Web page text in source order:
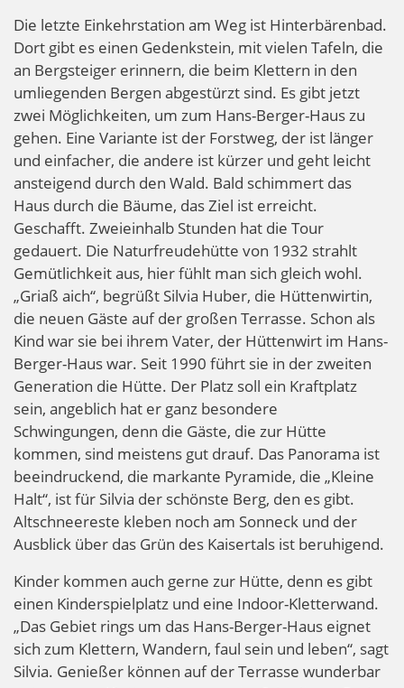
Die letzte Einkehrstation am Weg ist Hinterbärenbad.
Dort gibt es einen Gedenkstein, mit vielen Tafeln, die
an Bergsteiger erinnern, die beim Klettern in den
umliegenden Bergen abgestürzt sind. Es gibt jetzt
zwei Möglichkeiten, um zum Hans-Berger-Haus zu
gehen. Eine Variante ist der Forstweg, der ist länger
und einfacher, die andere ist kürzer und geht leicht
ansteigend durch den Wald. Bald schimmert das
Haus durch die Bäume, das Ziel ist erreicht.
Geschafft. Zweieinhalb Stunden hat die Tour
gedauert. Die Naturfreudehütte von 1932 strahlt
Gemütlichkeit aus, hier fühlt man sich gleich wohl.
„Griaß aich“, begrüßt Silvia Huber, die Hüttenwirtin,
die neuen Gäste auf der großen Terrasse. Schon als
Kind war sie bei ihrem Vater, der Hüttenwirt im Hans-
Berger-Haus war. Seit 1990 führt sie in der zweiten
Generation die Hütte. Der Platz soll ein Kraftplatz
sein, angeblich hat er ganz besondere
Schwingungen, denn die Gäste, die zur Hütte
kommen, sind meistens gut drauf. Das Panorama ist
beeindruckend, die markante Pyramide, die „Kleine
Halt“, ist für Silvia der schönste Berg, den es gibt.
Altschneereste kleben noch am Sonneck und der
Ausblick über das Grün des Kaisertals ist beruhigend.
Kinder kommen auch gerne zur Hütte, denn es gibt
einen Kinderspielplatz und eine Indoor-Kletterwand.
„Das Gebiet rings um das Hans-Berger-Haus eignet
sich zum Klettern, Wandern, faul sein und leben“, sagt
Silvia. Genießer können auf der Terrasse wunderbar